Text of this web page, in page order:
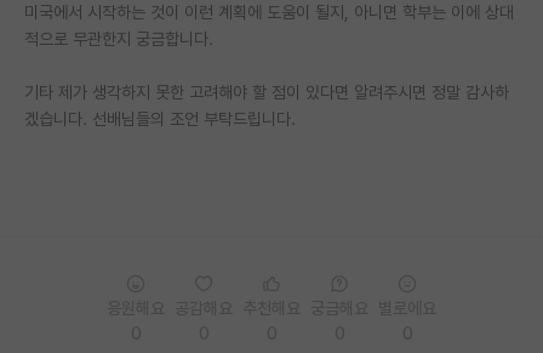
커리어
이벤트
미국에서 시작하는 것이 이런 계획에 도움이 될지, 아니면 학부는 이에 상대
적으로 무관한지 궁금합니다.
기타 제가 생각하지 못한 고려해야 할 점이 있다면 알려주시면 정말 감사하
겠습니다. 선배님들의 조언 부탁드립니다.